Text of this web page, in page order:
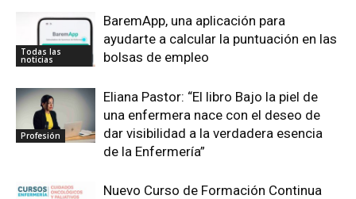
Todas las
noticias
BaremApp, una aplicación para
ayudarte a calcular la puntuación en las
bolsas de empleo
Profesión
Eliana Pastor: “El libro Bajo la piel de
una enfermera nace con el deseo de
dar visibilidad a la verdadera esencia
de la Enfermería”
Nuevo Curso de Formación Continua